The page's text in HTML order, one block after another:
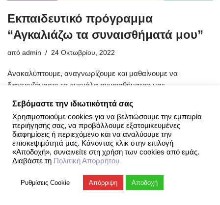
Εκπαιδευτικό πρόγραμμα
“Αγκαλιάζω τα συναισθήματά μου”
από admin 24 Οκτωβρίου, 2022
Ανακαλύπτουμε, αναγνωρίζουμε και μαθαίνουμε να
διαχειριζόμαστε τα «μεγάλα συναισθήματα» μας
Openous.org | Since 2019
Σεβόμαστε την ιδιωτικότητά σας
Χρησιμοποιούμε cookies για να βελτιώσουμε την εμπειρία
περιήγησής σας, να προβάλλουμε εξατομικευμένες
διαφημίσεις ή περιεχόμενο και να αναλύουμε την
επισκεψιμότητά μας. Κάνοντας κλικ στην επιλογή
«Αποδοχή», συναινείτε στη χρήση των cookies από εμάς.
Διαβάστε τη Πολιτική Απορρήτου
Ρυθμίσεις Cookie Απόρριψη Αποδοχή